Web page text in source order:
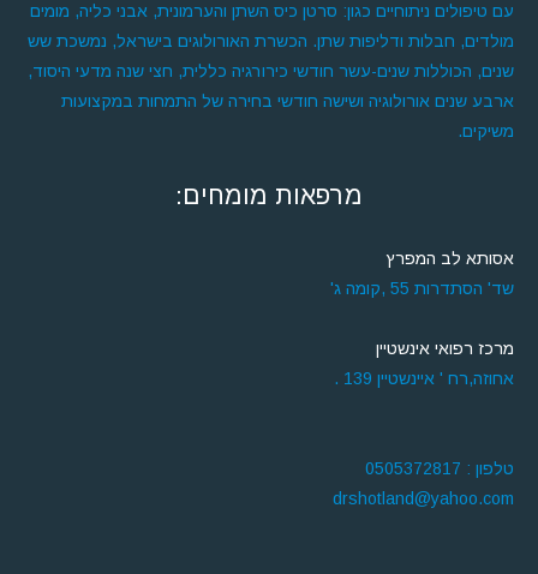
עם טיפולים ניתוחיים כגון: סרטן כיס השתן והערמונית, אבני כליה, מומים
מולדים, חבלות ודליפות שתן. הכשרת האורולוגים בישראל, נמשכת שש
שנים, הכוללות שנים-עשר חודשי כירורגיה כללית, חצי שנה מדעי היסוד,
ארבע שנים אורולוגיה ושישה חודשי בחירה של התמחות במקצועות
משיקים.
מרפאות מומחים:
אסותא לב המפרץ
שד' הסתדרות 55 ,קומה ג'
מרכז רפואי אינשטיין
אחוזה,רח ' איינשטיין 139 .
טלפון : 0505372817
drshotland@yahoo.com